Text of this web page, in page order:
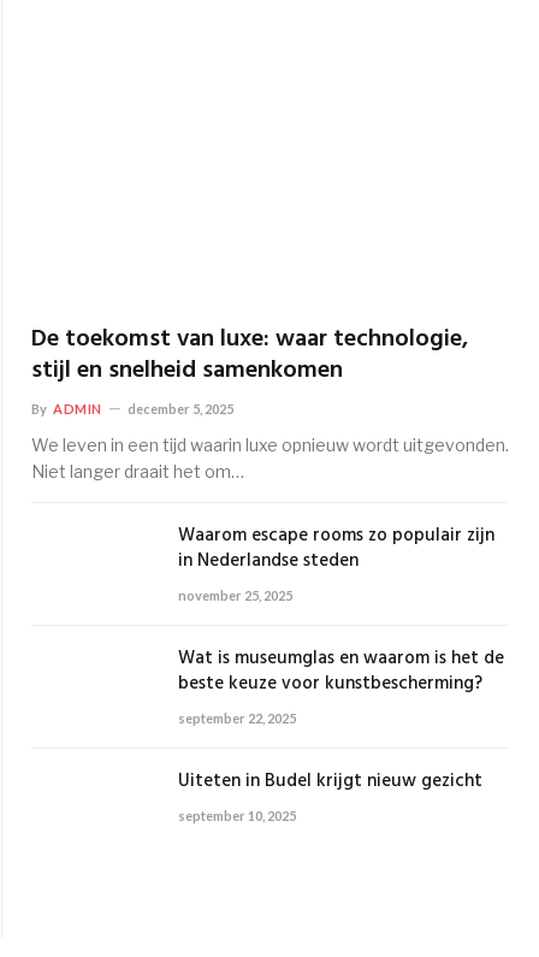
De toekomst van luxe: waar technologie,
stijl en snelheid samenkomen
By ADMIN december 5, 2025
We leven in een tijd waarin luxe opnieuw wordt uitgevonden.
Niet langer draait het om…
Waarom escape rooms zo populair zijn
in Nederlandse steden
november 25, 2025
Wat is museumglas en waarom is het de
beste keuze voor kunstbescherming?
september 22, 2025
Uiteten in Budel krijgt nieuw gezicht
september 10, 2025